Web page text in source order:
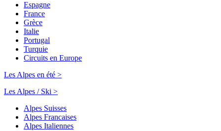
Espagne
France
Grèce
Italie
Portugal
Turquie
Circuits en Europe
Les Alpes en été >
Les Alpes / Ski >
Alpes Suisses
Alpes Francaises
Alpes Italiennes